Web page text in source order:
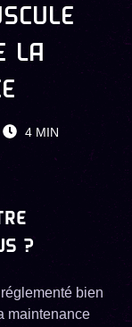
LA
4MIN
?
bien
maintenance